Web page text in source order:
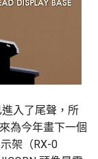
入了尾聲，所
為今年畫下一個
架（RX-0